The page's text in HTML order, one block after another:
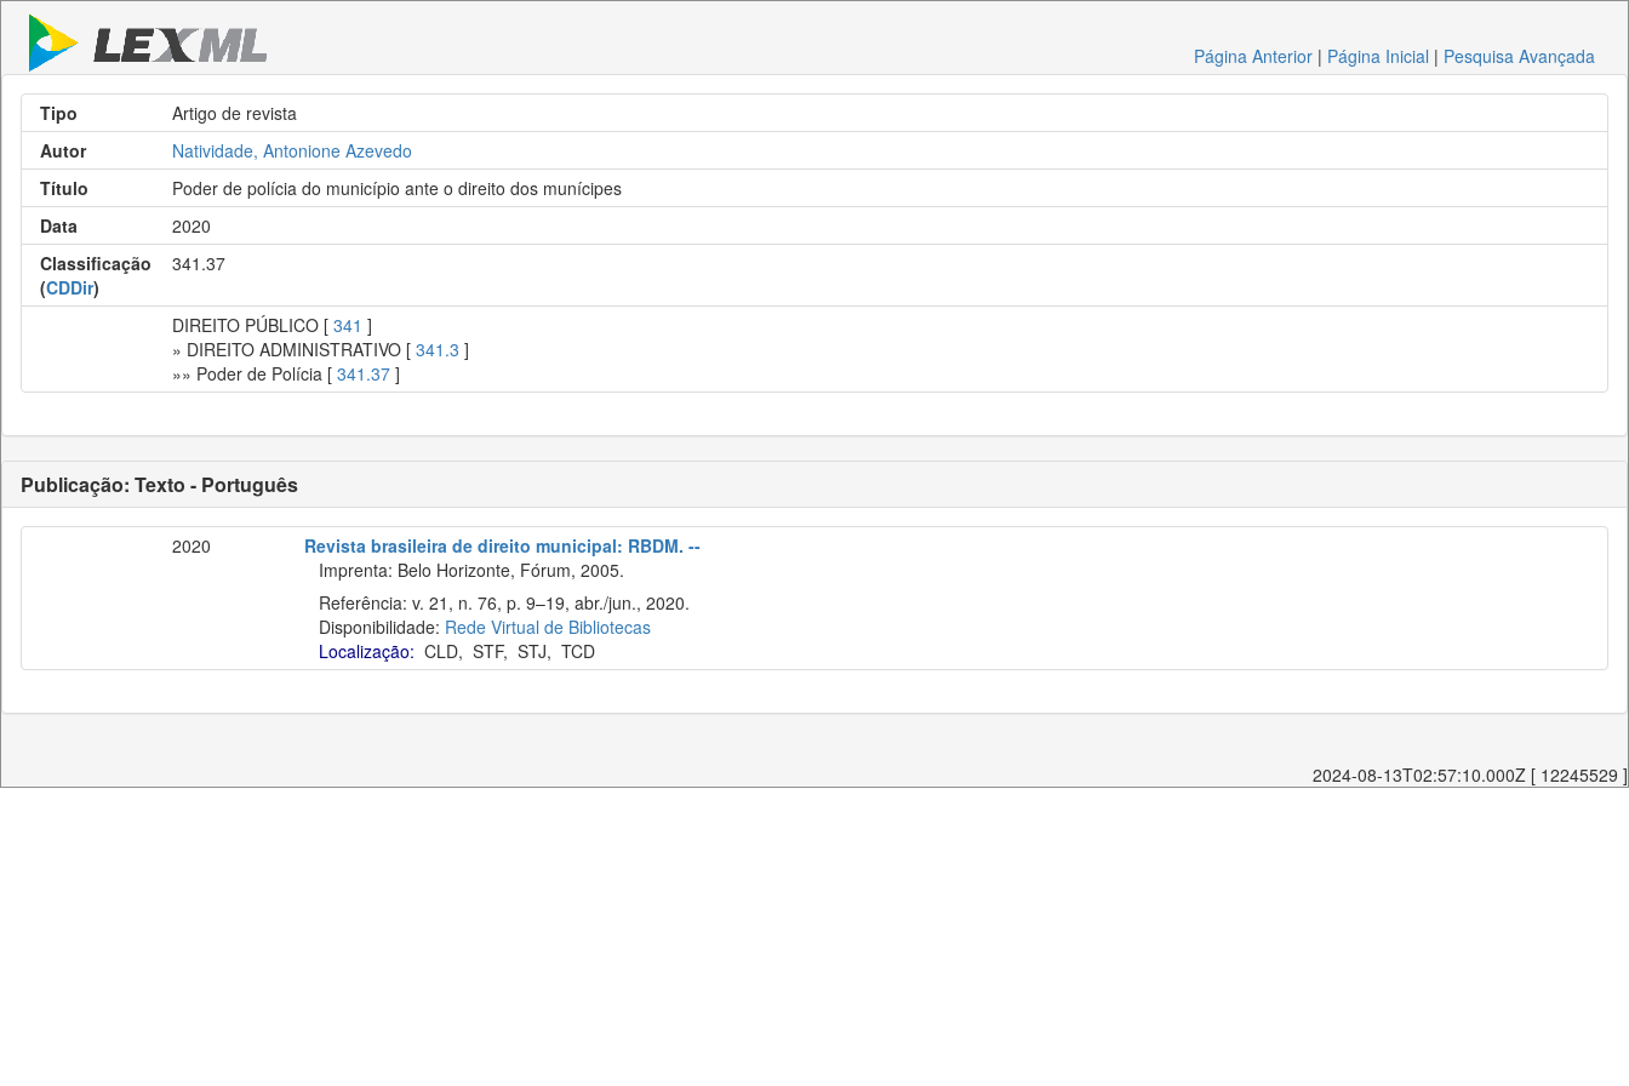
Página Anterior | Página Inicial | Pesquisa Avançada
Tipo
Artigo de revista
Autor
Natividade, Antonione Azevedo
Título
Poder de polícia do município ante o direito dos munícipes
Data
2020
Classificação
(CDDir)
341.37
DIREITO PÚBLICO [ 341 ]
» DIREITO ADMINISTRATIVO [ 341.3 ]
»» Poder de Polícia [ 341.37 ]
Publicação: Texto - Português
2020
Revista brasileira de direito municipal: RBDM. --
Imprenta: Belo Horizonte, Fórum, 2005.
Referência: v. 21, n. 76, p. 9–19, abr./jun., 2020.
Disponibilidade: Rede Virtual de Bibliotecas
Localização: CLD, STF, STJ, TCD
2024-08-13T02:57:10.000Z [ 12245529 ]